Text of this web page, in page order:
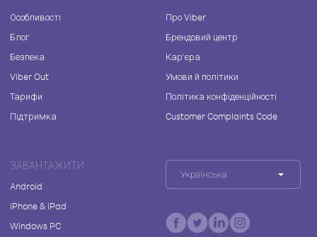
Особливості
Блог
Безпека
Viber Out
Тарифи
Підтримка
Про Viber
Брендовий центр
Кар'єра
Умови й політики
Політика конфіденційності
Customer Complaints Code
ЗАВАНТАЖИТИ
Android
iPhone & iPad
Windows PC
Українська